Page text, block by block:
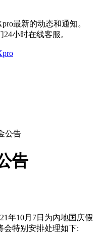
最新的动态和通知。
小时在线客服。
公告
告
年10月7日为內地国庆假
会特别安排处理如下: